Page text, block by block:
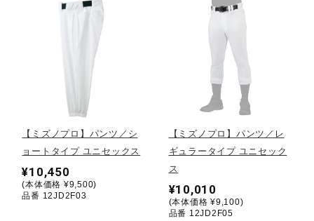
ソフトボール
ウィンタースポーツ
ウォーキングシューズ
【ミズノプロ】パンツ／シ
ョートタイプ ユニセックス
¥10,450
(本体価格 ¥9,500)
品番 12JD2F03
【ミズノプロ】パンツ／レ
ギュラータイプ ユニセック
ス
¥10,010
(本体価格 ¥9,100)
品番 12JD2F05